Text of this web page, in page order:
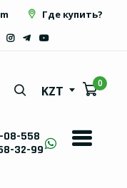
Где купить?
KZT
0
558
32-99